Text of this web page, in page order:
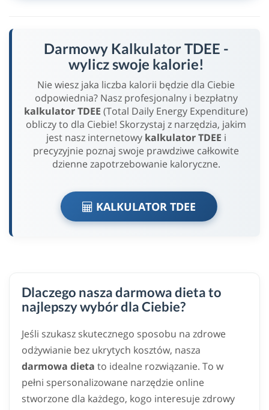
Darmowy Kalkulator TDEE -
wylicz swoje kalorie!
Nie wiesz jaka liczba kalorii będzie dla Ciebie
odpowiednia? Nasz profesjonalny i bezpłatny
kalkulator TDEE (Total Daily Energy Expenditure)
obliczy to dla Ciebie! Skorzystaj z narzędzia, jakim
jest nasz internetowy kalkulator TDEE i
precyzyjnie poznaj swoje prawdziwe całkowite
dzienne zapotrzebowanie kaloryczne.
KALKULATOR TDEE
Dlaczego nasza darmowa dieta to
najlepszy wybór dla Ciebie?
Jeśli szukasz skutecznego sposobu na zdrowe
odżywianie bez ukrytych kosztów, nasza
darmowa dieta to idealne rozwiązanie. To w
pełni spersonalizowane narzędzie online
stworzone dla każdego, kogo interesuje zdrowy